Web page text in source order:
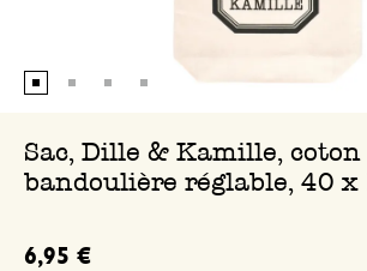
Sac, Dille & Kamille, coton
bandoulière réglable, 40 x
6,95 €